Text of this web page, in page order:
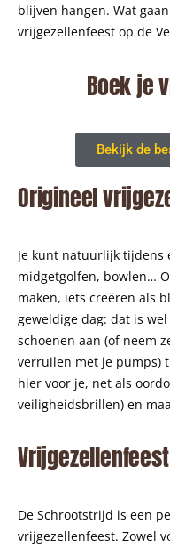
blijven hangen. Wat
vrijgezellenfeest op de
Boek je
Bekijk de
Origineel
Je kunt natuurlijk tijdens
midgetgolfen, bowlen…
maken, iets creëren als
geweldige dag: dat is
schoenen aan (of neem
verruilen met je pumps)
hier voor je, net als
veiligheidsbrillen) en
De Schrootstrijd is een
vrijgezellenfeest. Zowel